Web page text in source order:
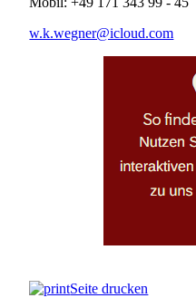
w.k.wegner@icloud.com
Seite drucken